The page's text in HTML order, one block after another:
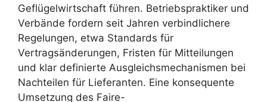
Geflügelwirtschaft führen. Betriebspraktiker und
Verbände fordern seit Jahren verbindlichere
Regelungen, etwa Standards für
Vertragsänderungen, Fristen für Mitteilungen
und klar definierte Ausgleichsmechanismen bei
Nachteilen für Lieferanten. Eine konsequente
Umsetzung des Faire-